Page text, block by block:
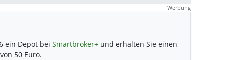
Werbung
ein Depot bei Smartbroker+ und erhalten Sie einen
50 Euro.